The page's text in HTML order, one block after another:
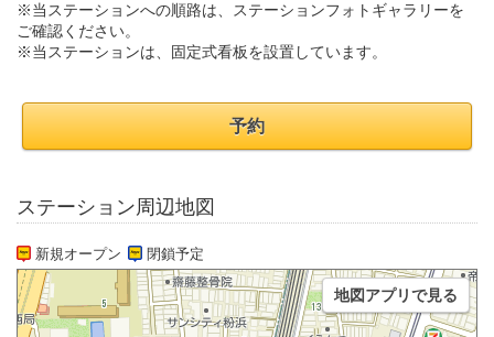
※当ステーションへの順路は、ステーションフォトギャラリーを
ご確認ください。
※当ステーションは、固定式看板を設置しています。
予約
ステーション周辺地図
新規オープン 閉鎖予定
地図アプリで見る